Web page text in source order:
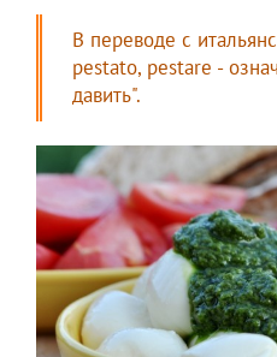
В переводе с
pestato, pestare -
давить".